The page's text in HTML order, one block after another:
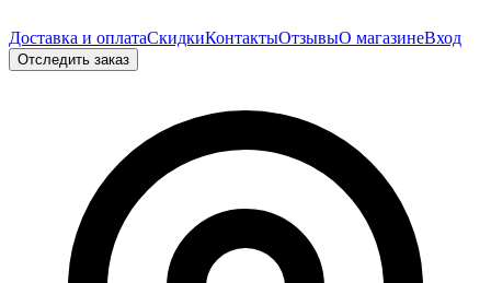
Доставка и оплатаСкидкиКонтактыОтзывыО магазинеВход
Отследить заказ